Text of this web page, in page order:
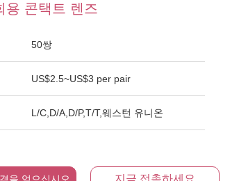
용 콘택트 렌즈
50쌍
US$2.5~US$3 per pair
L/C,D/A,D/P,T/T,웨스턴 유니온
지금 접촉하세요